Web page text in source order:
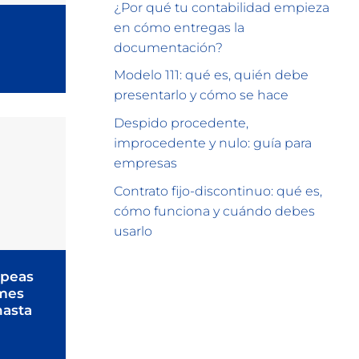
¿Por qué tu contabilidad empieza
en cómo entregas la
documentación?
Modelo 111: qué es, quién debe
presentarlo y cómo se hace
Despido procedente,
improcedente y nulo: guía para
empresas
Contrato fijo-discontinuo: qué es,
cómo funciona y cuándo debes
usarlo